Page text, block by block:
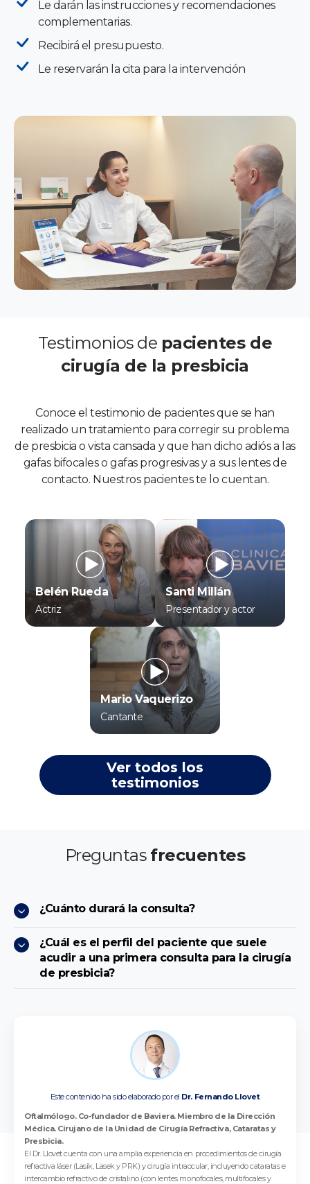
Le darán las instrucciones y recomendaciones
complementarias.
Recibirá el presupuesto.
Le reservarán la cita para la intervención
Testimonios de pacientes de
cirugía de la presbicia
Conoce el testimonio de pacientes que se han
realizado un tratamiento para corregir su problema
de presbicia o vista cansada y que han dicho adiós a las
gafas bifocales o gafas progresivas y a sus lentes de
contacto. Nuestros pacientes te lo cuentan.
Belén Rueda
Actriz
Santi Millán
Presentador y actor
Mario Vaquerizo
Cantante
Ver todos los
testimonios
Preguntas frecuentes
¿Cuánto durará la consulta?
¿Cuál es el perfil del paciente que suele
acudir a una primera consulta para la cirugía
de presbicia?
Este contenido ha sido elaborado por el Dr. Fernando Llovet
Oftalmólogo. Co-fundador de Baviera. Miembro de la Dirección
Médica. Cirujano de la Unidad de Cirugía Refractiva, Cataratas y
Presbicia.
El Dr. Llovet cuenta con una amplia experiencia en procedimientos de cirugía
refractiva láser (Lasik, Lasek y PRK) y cirugía intraocular, incluyendo cataratas e
intercambio refractivo de cristalino (con lentes monofocales, multifocales y